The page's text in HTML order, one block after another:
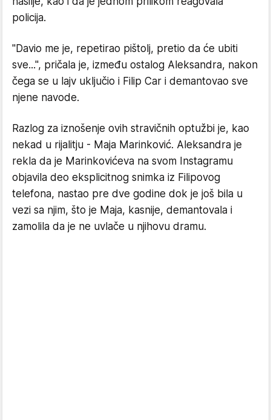
policija.
"Davio me je, repetirao pištolj, pretio da će ubiti
sve...", pričala je, između ostalog Aleksandra, nakon
čega se u lajv uključio i Filip Car i demantovao sve
njene navode.
Razlog za iznošenje ovih stravičnih optužbi je, kao
nekad u rijalitju - Maja Marinković. Aleksandra je
rekla da je Marinkovićeva na svom Instagramu
objavila deo eksplicitnog snimka iz Filipovog
telefona, nastao pre dve godine dok je još bila u
vezi sa njim, što je Maja, kasnije, demantovala i
zamolila da je ne uvlače u njihovu dramu.